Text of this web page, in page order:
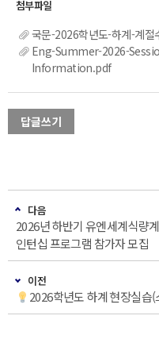
국문-2026학년도-하계-계
Eng-Summer-2026-
Information.pdf
답글쓰기
다음
2026년 하반기 유엔세계식량
인턴십 프로그램 참가자 모집
이전
2026학년도 하계 현장실습